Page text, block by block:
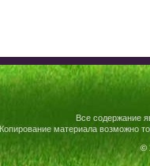
Все содержание
Копирование материала возможно
©